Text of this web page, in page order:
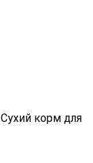
Сухий корм для